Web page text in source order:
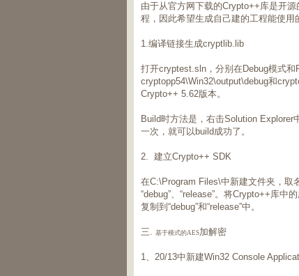
由于从官方网下载的Crypto++库是开
程，因此希望生成自己建的工程能使用
1.编译链接生成cryptlib.lib
打开cryptest.sln，分别在Debug模式
cryptopp54\Win32\output\debug和
Crypto++ 5.62版本。
Build时方法是，右击Solution
一次，就可以build成功了。
2. 建立Crypto++ SDK
在C:\Program Files\中新建文件夹，取
“debug”、“release”。将Crypto++库中
复制到“debug”和“release”中。
三. 基于模式的AES加解密
1、20/13中新建Win32 Console